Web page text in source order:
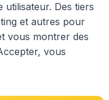
utilisateur. Des tiers
et autres pour
vous montrer des
vous